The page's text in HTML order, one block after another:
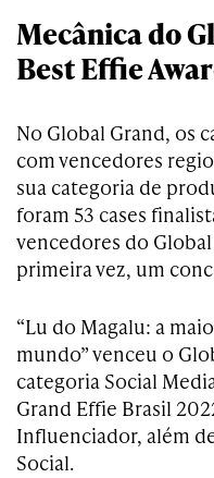
Mecânica do
Best Effie
No Global Grand, os
com vencedores
sua categoria de
foram 53 cases
vencedores do
primeira vez, um
“Lu do Magalu: a
mundo” venceu o
categoria Social
Grand Effie Brasil
Influenciador, além
Social.